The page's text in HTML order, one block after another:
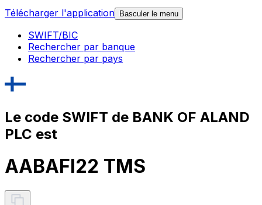
Télécharger l'application
Basculer le menu
SWIFT/BIC
Rechercher par banque
Rechercher par pays
Le code SWIFT de BANK OF ALAND
PLC est
AABAFI22 TMS